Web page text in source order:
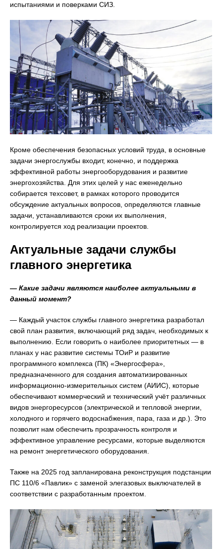
испытаниями и поверками СИЗ.
Кроме обеспечения безопасных условий труда, в основные
задачи энергослужбы входит, конечно, и поддержка
эффективной работы энергооборудования и развитие
энергохозяйства. Для этих целей у нас еженедельно
собирается техсовет, в рамках которого проводится
обсуждение актуальных вопросов, определяются главные
задачи, устанавливаются сроки их выполнения,
контролируется ход реализации проектов.
Актуальные задачи службы
главного энергетика
— Какие задачи являются наиболее актуальными в
данный момент?
— Каждый участок службы главного энергетика разработал
свой план развития, включающий ряд задач, необходимых к
выполнению. Если говорить о наиболее приоритетных — в
планах у нас развитие системы ТОиР и развитие
программного комплекса (ПК) «Энергосфера»,
предназначенного для создания автоматизированных
информационно-измерительных систем (АИИС), которые
обеспечивают коммерческий и технический учёт различных
видов энергоресурсов (электрической и тепловой энергии,
холодного и горячего водоснабжения, пара, газа и др.). Это
позволит нам обеспечить прозрачность контроля и
эффективное управление ресурсами, которые выделяются
на ремонт энергетического оборудования.
Также на 2025 год запланирована реконструкция подстанции
ПС 110/6 «Павлик» с заменой элегазовых выключателей в
соответствии с разработанным проектом.